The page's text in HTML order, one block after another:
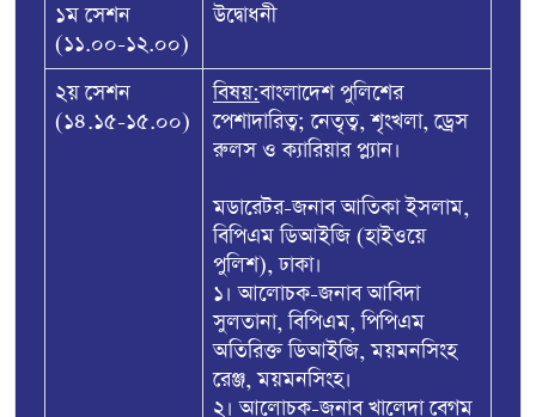
১ম সেশন
(১১.০০-১২.০০)
উদ্বোধনী
২য় সেশন
(১৪.১৫-১৫.০০)
বিষয়:বাংলাদেশ পুলিশের
পেশাদারিত্ব; নেতৃত্ব, শৃংখলা, ড্রেস
রুলস ও ক্যারিয়ার প্ল্যান।
মডারেটর-জনাব আতিকা ইসলাম,
বিপিএম ডিআইজি (হাইওয়ে
পুলিশ), ঢাকা।
১। আলোচক-জনাব আবিদা
সুলতানা, বিপিএম, পিপিএম
অতিরিক্ত ডিআইজি, ময়মনসিংহ
রেঞ্জ, ময়মনসিংহ।
২। আলোচক-জনাব খালেদা বেগম